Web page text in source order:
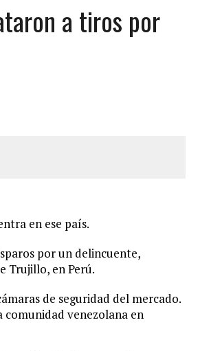
DE SU CASA
LA PAREJA DE SU ABUELA
a tiros por
en ese país.
por un delincuente,
Trujillo, en Perú.
de seguridad del mercado.
comunidad venezolana en